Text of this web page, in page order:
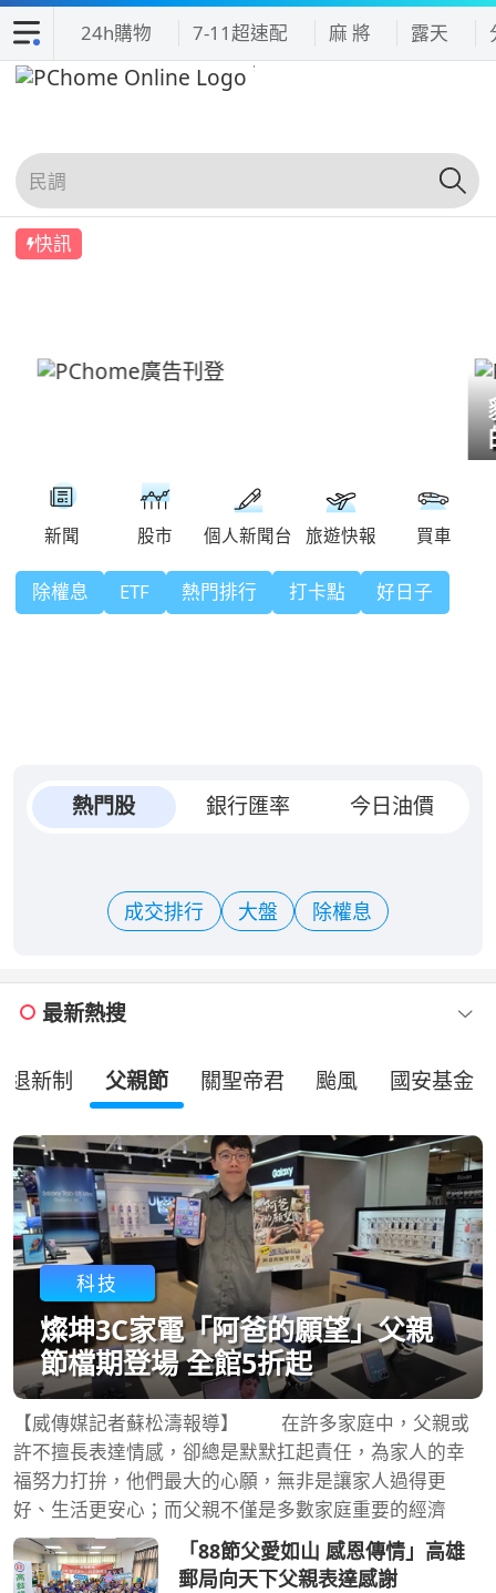
24h購物 7-11超速配 麻 將 露天
快訊
除權息 ETF 熱門排行 打卡點 好日子
熱門股 銀行匯率 今日油價
成交排行 大盤 除權息
最新熱搜
退新制 父親節 關聖帝君 颱風 國安基金
科技
燦坤3C家電「阿爸的願望」父親
節檔期登場 全館5折起
【威傳媒記者蘇松濤報導】 在許多家庭中，父親或
許不擅長表達情感，卻總是默默扛起責任，為家人的幸
福努力打拚，他們最大的心願，無非是讓家人過得更
好、生活更安心；而父親不僅是多數家庭重要的經濟
「88節父愛如山 感恩傳情」高雄
郵局向天下父親表達感謝